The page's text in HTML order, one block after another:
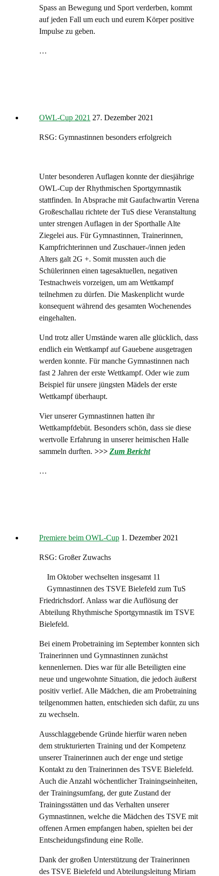
Spass an Bewegung und Sport verderben, kommt
auf jeden Fall um euch und eurem Körper positive
Impulse zu geben.
…
OWL-Cup 2021 27. Dezember 2021
RSG: Gymnastinnen besonders erfolgreich
Unter besonderen Auflagen konnte der diesjährige
OWL-Cup der Rhythmischen Sportgymnastik
stattfinden. In Absprache mit Gaufachwartin Verena
Großeschallau richtete der TuS diese Veranstaltung
unter strengen Auflagen in der Sporthalle Alte
Ziegelei aus. Für Gymnastinnen, Trainerinnen,
Kampfrichterinnen und Zuschauer-/innen jeden
Alters galt 2G +. Somit mussten auch die
Schülerinnen einen tagesaktuellen, negativen
Testnachweis vorzeigen, um am Wettkampf
teilnehmen zu dürfen. Die Maskenplicht wurde
konsequent während des gesamten Wochenendes
eingehalten.
Und trotz aller Umstände waren alle glücklich, dass
endlich ein Wettkampf auf Gauebene ausgetragen
werden konnte. Für manche Gymnastinnen nach
fast 2 Jahren der erste Wettkampf. Oder wie zum
Beispiel für unsere jüngsten Mädels der erste
Wettkampf überhaupt.
Vier unserer Gymnastinnen hatten ihr
Wettkampfdebüt. Besonders schön, dass sie diese
wertvolle Erfahrung in unserer heimischen Halle
sammeln durften. >>> Zum Bericht
…
Premiere beim OWL-Cup 1. Dezember 2021
RSG: Großer Zuwachs
Im Oktober wechselten insgesamt 11
Gymnastinnen des TSVE Bielefeld zum TuS
Friedrichsdorf. Anlass war die Auflösung der
Abteilung Rhythmische Sportgymnastik im TSVE
Bielefeld.
Bei einem Probetraining im September konnten sich
Trainerinnen und Gymnastinnen zunächst
kennenlernen. Dies war für alle Beteiligten eine
neue und ungewohnte Situation, die jedoch äußerst
positiv verlief. Alle Mädchen, die am Probetraining
teilgenommen hatten, entschieden sich dafür, zu uns
zu wechseln.
Ausschlaggebende Gründe hierfür waren neben
dem strukturierten Training und der Kompetenz
unserer Trainerinnen auch der enge und stetige
Kontakt zu den Trainerinnen des TSVE Bielefeld.
Auch die Anzahl wöchentlicher Trainingseinheiten,
der Trainingsumfang, der gute Zustand der
Trainingsstätten und das Verhalten unserer
Gymnastinnen, welche die Mädchen des TSVE mit
offenen Armen empfangen haben, spielten bei der
Entscheidungsfindung eine Rolle.
Dank der großen Unterstützung der Trainerinnen
des TSVE Bielefeld und Abteilungsleitung Miriam